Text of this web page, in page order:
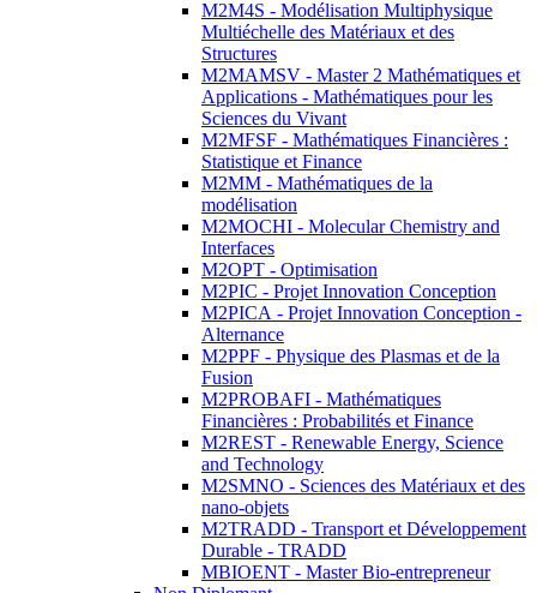
M2M4S - Modélisation Multiphysique
Multiéchelle des Matériaux et des
Structures
M2MAMSV - Master 2 Mathématiques et
Applications - Mathématiques pour les
Sciences du Vivant
M2MFSF - Mathématiques Financières :
Statistique et Finance
M2MM - Mathématiques de la
modélisation
M2MOCHI - Molecular Chemistry and
Interfaces
M2OPT - Optimisation
M2PIC - Projet Innovation Conception
M2PICA - Projet Innovation Conception -
Alternance
M2PPF - Physique des Plasmas et de la
Fusion
M2PROBAFI - Mathématiques
Financières : Probabilités et Finance
M2REST - Renewable Energy, Science
and Technology
M2SMNO - Sciences des Matériaux et des
nano-objets
M2TRADD - Transport et Développement
Durable - TRADD
MBIOENT - Master Bio-entrepreneur